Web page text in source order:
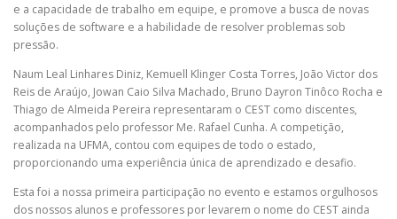
e a capacidade de trabalho em equipe, e promove a busca de novas
soluções de software e a habilidade de resolver problemas sob
pressão.
Naum Leal Linhares Diniz, Kemuell Klinger Costa Torres, João Victor dos
Reis de Araújo, Jowan Caio Silva Machado, Bruno Dayron Tinôco Rocha e
Thiago de Almeida Pereira representaram o CEST como discentes,
acompanhados pelo professor Me. Rafael Cunha. A competição,
realizada na UFMA, contou com equipes de todo o estado,
proporcionando uma experiência única de aprendizado e desafio.
Esta foi a nossa primeira participação no evento e estamos orgulhosos
dos nossos alunos e professores por levarem o nome do CEST ainda